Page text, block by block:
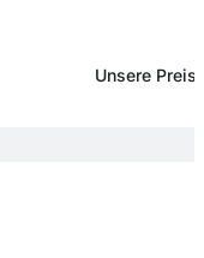
Unsere